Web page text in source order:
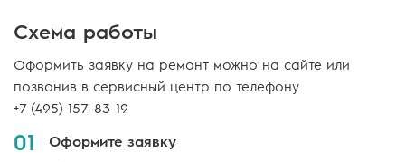
Схема работы
Оформить заявку на ремонт можно на сайте или
позвонив в сервисный центр по телефону
+7 (495) 157-83-19
01 Оформите заявку